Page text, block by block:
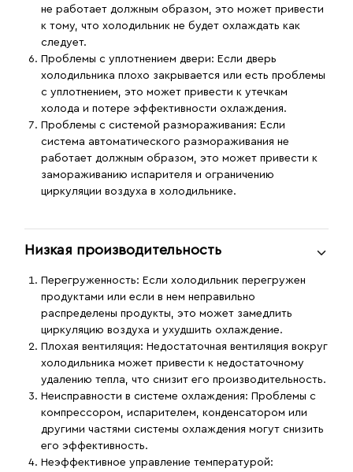
не работает должным образом, это может привести
к тому, что холодильник не будет охлаждать как
следует.
Проблемы с уплотнением двери: Если дверь
холодильника плохо закрывается или есть проблемы
с уплотнением, это может привести к утечкам
холода и потере эффективности охлаждения.
Проблемы с системой размораживания: Если
система автоматического размораживания не
работает должным образом, это может привести к
замораживанию испарителя и ограничению
циркуляции воздуха в холодильнике.
Низкая производительность
Перегруженность: Если холодильник перегружен
продуктами или если в нем неправильно
распределены продукты, это может замедлить
циркуляцию воздуха и ухудшить охлаждение.
Плохая вентиляция: Недостаточная вентиляция вокруг
холодильника может привести к недостаточному
удалению тепла, что снизит его производительность.
Неисправности в системе охлаждения: Проблемы с
компрессором, испарителем, конденсатором или
другими частями системы охлаждения могут снизить
его эффективность.
Неэффективное управление температурой: